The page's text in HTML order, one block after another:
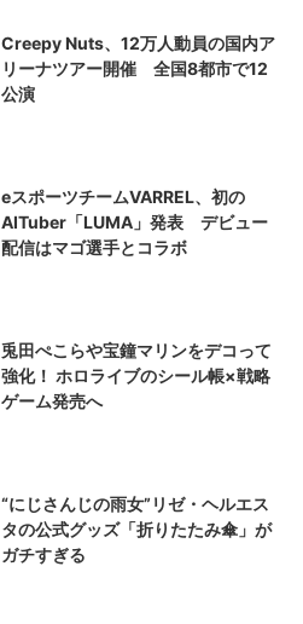
Creepy Nuts、12万人動員の国内ア
リーナツアー開催 全国8都市で12
公演
eスポーツチームVARREL、初の
AITuber「LUMA」発表 デビュー
配信はマゴ選手とコラボ
兎田ぺこらや宝鐘マリンをデコって
強化！ ホロライブのシール帳×戦略
ゲーム発売へ
“にじさんじの雨女”リゼ・ヘルエス
タの公式グッズ「折りたたみ傘」が
ガチすぎる